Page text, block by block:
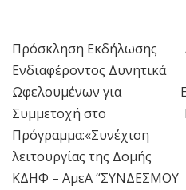
Πλοήγηση
άρθρων
Πρόσκληση Εκδήλωσης
Ενδιαφέροντος Δυνητικά
Ωφελουμένων για
Συμμετοχή στο
Πρόγραμμα:«Συνέχιση
λειτουργίας της Δομής
ΚΔΗΦ – ΑμεΑ “ΣΥΝΔΕΣΜΟY